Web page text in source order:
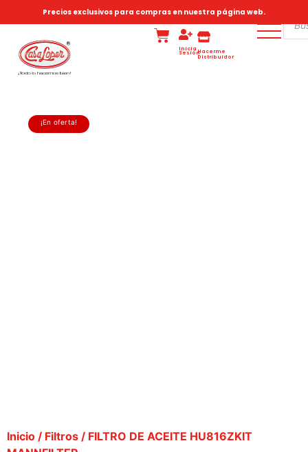
Precios exclusivos para compras en nuestra página web.
Inicia
SesiónHacerme
Distribuidor
¡En oferta!
Inicio / Filtros / FILTRO DE ACEITE HU816ZKIT